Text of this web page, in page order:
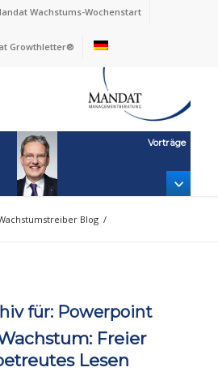
Wachstums-Wochenstart
Growthletter®
Vorträge
Blog /
für: Powerpoint
Freier
Lesen